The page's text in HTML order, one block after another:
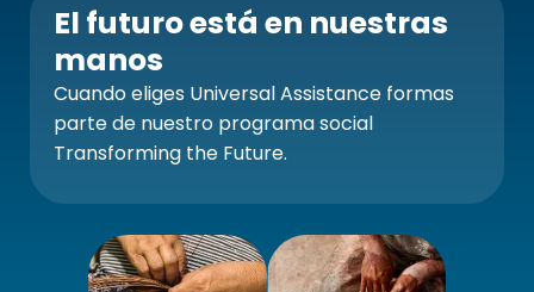
El futuro está en nuestras
manos
Cuando eliges Universal Assistance formas
parte de nuestro programa social
Transforming the Future.